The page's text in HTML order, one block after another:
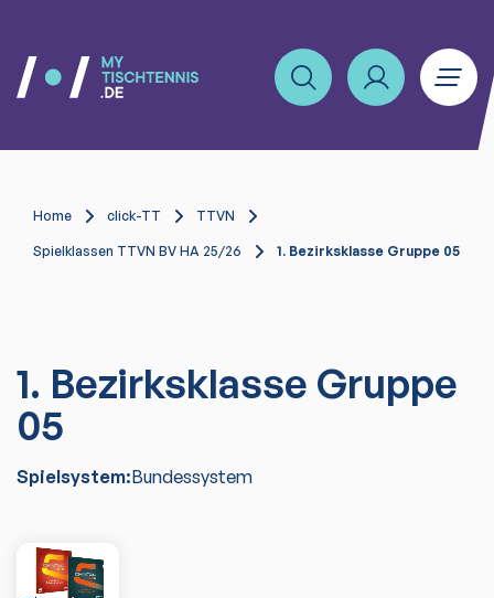
Home click-TT TTVN
Spielklassen TTVN BV HA 25/26 1. Bezirksklasse Gruppe 05
1. Bezirksklasse Gruppe
05
Spielsystem:Bundessystem